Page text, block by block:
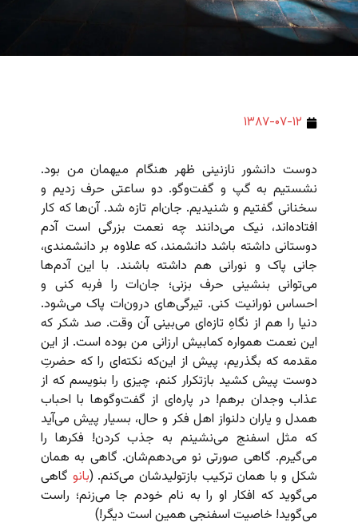
۱۳۸۷-۰۷-۱۲
دوست دانشور نازنینی ظهر هنگام میهمان من بود.
نشستیم به گپ و گفت‌وگو. دو ساعتی حرف زدیم و
سخنانی گفتیم و شنیدیم. جان‌ام تازه شد. آن‌ها که کار
افتاده‌اند، نیک می‌دانند چه نعمت بزرگی است آدم
دوستانی داشته باشد دانشمند، که علاوه بر دانشمندی،
جانی پاک و نورانی هم داشته باشند. با این آدم‌ها
می‌توانی بنشینی حرف بزنی؛ جان‌ات را فربه کنی و
احساس نورانیت کنی. تیرگی‌های درون‌ات پاک می‌شود.
دنیا را هم از نگاهِ تازه‌ای می‌بینی آن وقت. صد شکر که
این نعمت همواره کمابیش ارزانی من بوده است. از این
مقدمه که بگذریم، پیش از این‌که نکته‌ای را که حضرتِ
دوست پیش کشید بازتکرار کنم، چیزی را بنویسم که از
عذاب وجدان برهم! در پاره‌ای از گفت‌وگوها با احباب
همدل و یاران دلنواز اهل فکر و حال، بسیار پیش می‌آید
که مثل اسفنج می‌نشینم به جذب کردن! فکرها را
می‌گیرم. گاهی صورتی نو می‌دهم‌شان. گاهی به همان
شکل و با همان ترکیب بازتولیدشان می‌کنم. (بانو گاهی
می‌گوید که افکار او را به نام خودم جا می‌زنم؛ راست
می‌گوید! خاصیت اسفنجی همین است دیگر!)